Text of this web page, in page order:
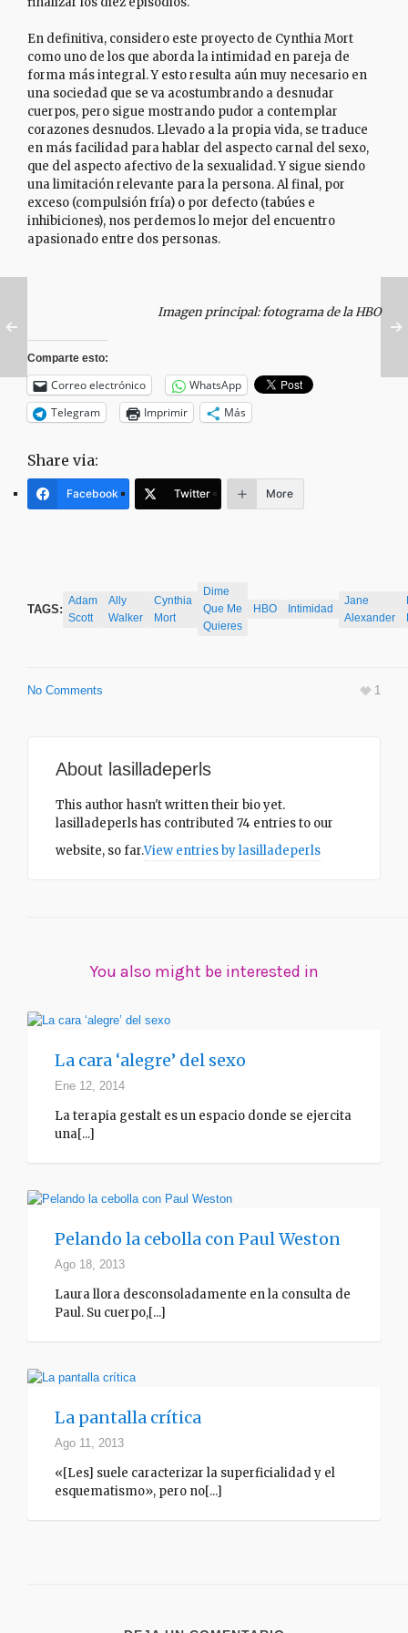
En definitiva, considero este proyecto de Cynthia Mort
como uno de los que aborda la intimidad en pareja de
forma más integral. Y esto resulta aún muy necesario en
una sociedad que se va acostumbrando a desnudar
cuerpos, pero sigue mostrando pudor a contemplar
corazones desnudos. Llevado a la propia vida, se traduce
en más facilidad para hablar del aspecto carnal del sexo,
que del aspecto afectivo de la sexualidad. Y sigue siendo
una limitación relevante para la persona. Al final, por
exceso (compulsión fría) o por defecto (tabúes e
inhibiciones), nos perdemos lo mejor del encuentro
apasionado entre dos personas.
Imagen principal: fotograma de la HBO
Comparte esto:
Correo electrónico
WhatsApp
Telegram
Imprimir Más
Share via:
Facebook Twitter More
TAGS:
Adam
Scott
Ally
Walker
Cynthia
Mort
Dime
Que Me
Quieres
HBO Intimidad
Jane
Alexander
No Comments 1
About lasilladeperls
This author hasn't written their bio yet.
lasilladeperlshas contributed 74 entries to our
website, so far.View entries bylasilladeperls
You also might be interested in
La cara ‘alegre’ del sexo
Ene 12, 2014
La terapia gestalt es un espacio donde se ejercita
una[...]
Pelando la cebolla con Paul Weston
Ago 18, 2013
Laura llora desconsoladamente en la consulta de
Paul. Su cuerpo,[...]
La pantalla crítica
Ago 11, 2013
«[Les] suele caracterizar la superficialidad y el
esquematismo», pero no[...]